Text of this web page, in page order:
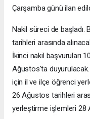
Çarşamba günü ilan
Nakil süreci de başladı.
tarihleri arasında
İkinci nakil başvuruları
Ağustos'ta
için il ve ilçe öğrenci
26 Ağustos tarihleri
yerleştirme işlemleri